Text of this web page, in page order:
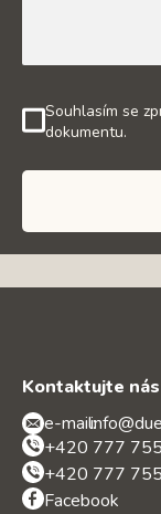
Souhlasím se
dokumentu.
Kontaktujte nás
e-mail:
+420 777
+420 777
Facebook